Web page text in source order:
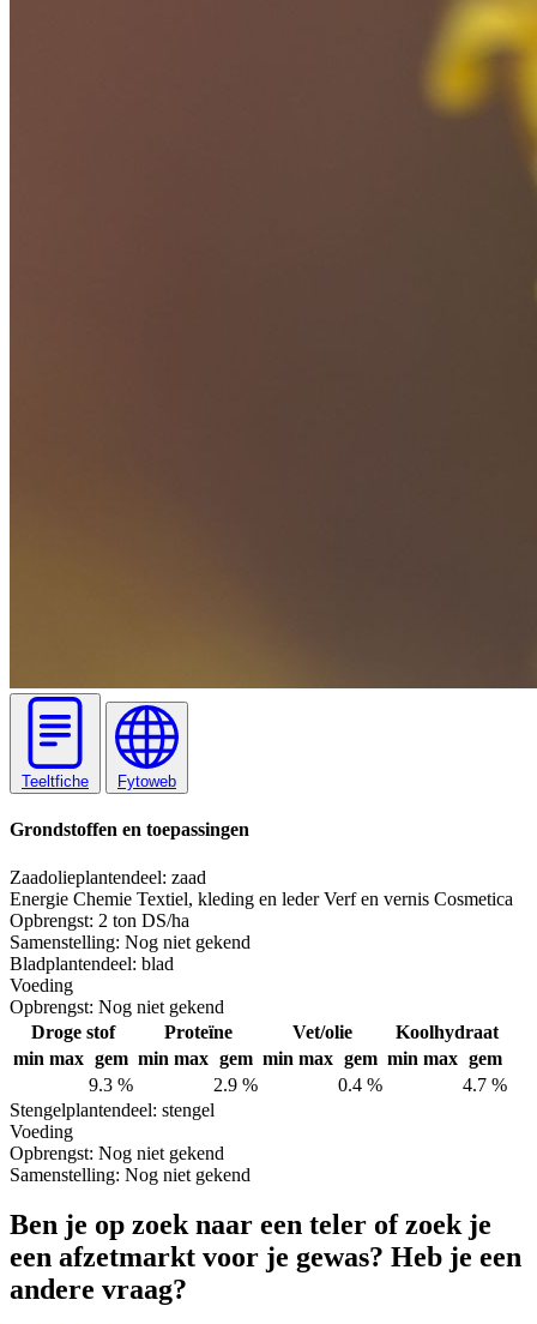
Teeltfiche Fytoweb
Grondstoffen en toepassingen
Zaadolieplantendeel: zaad
Energie Chemie Textiel, kleding en leder Verf en vernis Cosmetica
Opbrengst: 2 ton DS/ha
Samenstelling: Nog niet gekend
Bladplantendeel: blad
Voeding
Opbrengst: Nog niet gekend
Droge stof
Proteïne Vet/olie
Koolhydraat
min max gem min max gem min max gem min max gem
9.3 %
2.9 % 0.4 %
4.7 %
Stengelplantendeel: stengel
Voeding
Opbrengst: Nog niet gekend
Samenstelling: Nog niet gekend
Ben je op zoek naar een teler of zoek je
een afzetmarkt voor je gewas? Heb je een
andere vraag?